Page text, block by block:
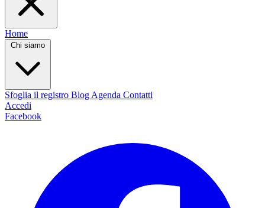
Home
Chi siamo
Sfoglia il registro Blog Agenda Contatti
Accedi
Facebook